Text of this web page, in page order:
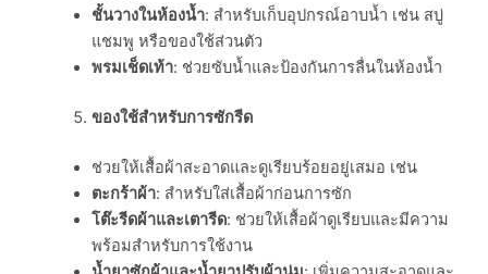
ชั้นวางในห้องน้ำ: สำหรับเก็บอุปกรณ์อาบน้ำ เช่น สบู่
แชมพู หรือของใช้ส่วนตัว
พรมเช็ดเท้า: ช่วยซับน้ำและป้องกันการลื่นในห้องน้ำ
ของใช้สำหรับการซักรีด
ช่วยให้เสื้อผ้าสะอาดและดูเรียบร้อยอยู่เสมอ เช่น
ตะกร้าผ้า: สำหรับใส่เสื้อผ้าก่อนการซัก
โต๊ะรีดผ้าและเตารีด: ช่วยให้เสื้อผ้าดูเรียบและมีความ
พร้อมสำหรับการใช้งาน